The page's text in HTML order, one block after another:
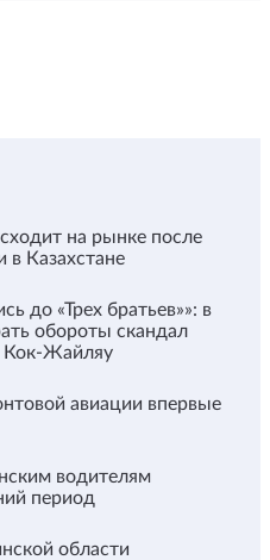
на рынке после
в Казахстане
до «Трех братьев»»: в
обороты скандал
Кок-Жайляу
авиации впервые
водителям
период
области